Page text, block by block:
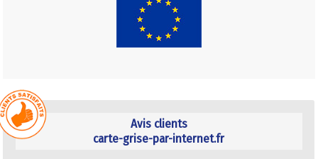
Avis clients
carte-grise-par-internet.fr